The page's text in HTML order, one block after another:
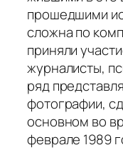
прошедшими
сложна по
приняли
журналисты,
ряд
фотографии,
основном во
феврале 1989